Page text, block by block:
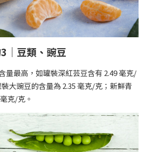
｜豆類、豌豆
量最高，如罐裝深紅芸豆含有 2.49 毫克/
大豌豆的含量為 2.35 毫克/克；新鮮青
克/克。